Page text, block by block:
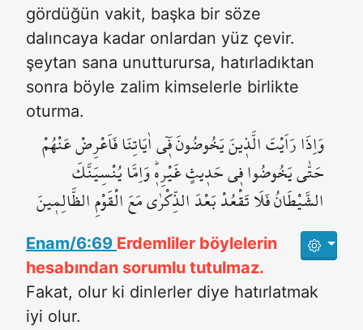
gördüğün vakit, başka bir söze
dalıncaya kadar onlardan yüz çevir.
şeytan sana unutturursa, hatırladıktan
sonra böyle zalim kimselerle birlikte
oturma.
وَاِذَا رَاَيْتَ الَّذ۪ينَ يَخُوضُونَ ف۪ٓي اٰيَاتِنَا فَاَعْرِضْ عَنْهُمْ
حَتّٰى يَخُوضُوا ف۪ي حَد۪يثٍ غَيْرِه۪ۜ وَاِمَّا يُنْسِيَنَّكَ
الشَّيْطَانُ فَلَا تَقْعُدْ بَعْدَ الذِّكْرٰى مَعَ الْقَوْمِ الظَّالِم۪ينَ
Enam/6:69 Erdemliler böylelerin
hesabından sorumlu tutulmaz.
Fakat, olur ki dinlerler diye hatırlatmak
iyi olur.